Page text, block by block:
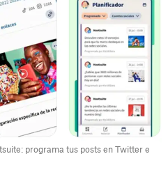
programa tus posts en Twitter e